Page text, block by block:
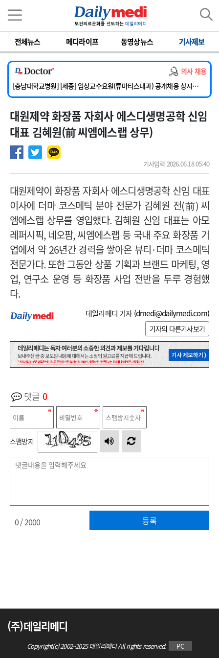
전체뉴스 메디라이프 동영상뉴스 기사제보
의사 채용
[단국대학교병원] 임상전담교원 및 전임의 초빙
[해운대부민병원] [해운대] 2026년 하반기 인턴 모집
[서울아산병원] 건강증진센터 소화기파트 건진교수 초빙
[충남대학교병원] [세종] 임상교수요원(류마티스내과) 공개채용 상시모집
[이대서울병원] 정형외과 일반의 초빙
[단국대학교병원] 임상전담교원 및 전임의 초빙
[해운대부민병원] [해운대] 2026년 하반기 인턴 모집
대원제약 화장품 자회사 에스디생명공학 신임
대표 김혜원(前 씨엠에스랩 상무)
기사입력 2026.06.18 05:40
대원제약이 화장품 자회사 에스디생명공학 신임 대표
이사에 더마 코스메틱 분야 전문가 김혜원 전(前) 씨
엠에스랩 상무를 영입했다. 김혜원 신임 대표는 아모
레퍼시픽, 네오팜,씨엠에스랩 등 국내 주요 화장품 기
업에서 약 26년간 경력을 쌓아온 뷰티·더마 코스메틱
전문가다. 또한그동안 상품 기획과 브랜드 마케팅,영
업, 연구소 운영 등 화장품 사업 전반을 두루 경험했
다.
데일리메디 기자 (dmedi@dailymedi.com)
기자의 다른기사보기
댓글 0
스팸방지
등록
0/ 2000
(주)데일리메디
Copyright(c) 2002~2025 데일리메디 All rights reserved. PC